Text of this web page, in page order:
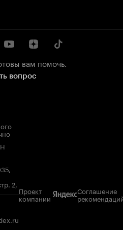
вам помочь.
вопрос
2,
Проект
компании
Соглашение